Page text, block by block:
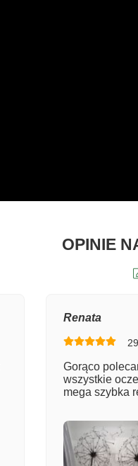
OPINIE
Numer zamówienia
Renata
Gorąco
wszystkie
mega szybka